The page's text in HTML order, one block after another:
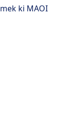
ki MAOI